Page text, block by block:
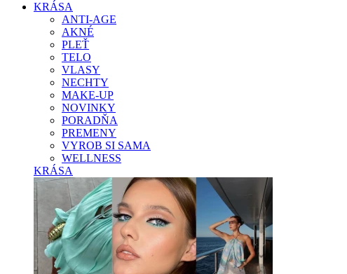
KRÁSA
ANTI-AGE
AKNÉ
PLEŤ
TELO
VLASY
NECHTY
MAKE-UP
NOVINKY
PORADŇA
PREMENY
VYROB SI SAMA
WELLNESS
KRÁSA